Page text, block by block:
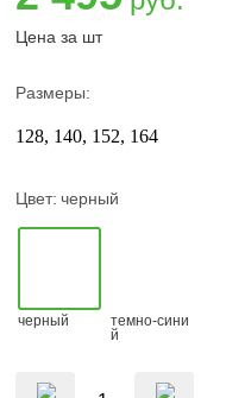
Цена за шт
Размеры:
128 140 152 164
Цвет: черный
черный
темно-сини
й